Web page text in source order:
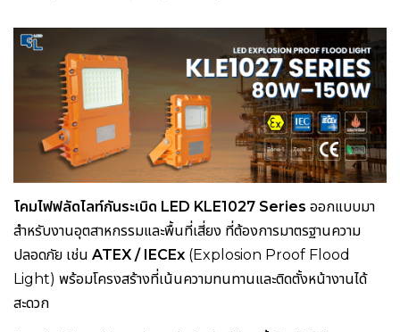
โคมไฟฟลัดไลท์กันระเบิด LED KLE1027 Series ออกแบบมา
สำหรับงานอุตสาหกรรมและพื้นที่เสี่ยง ที่ต้องการมาตรฐานความ
ปลอดภัย เช่น ATEX / IECEx (Explosion Proof Flood
Light) พร้อมโครงสร้างที่เน้นความทนทานและติดตั้งหน้างานได้
สะดวก